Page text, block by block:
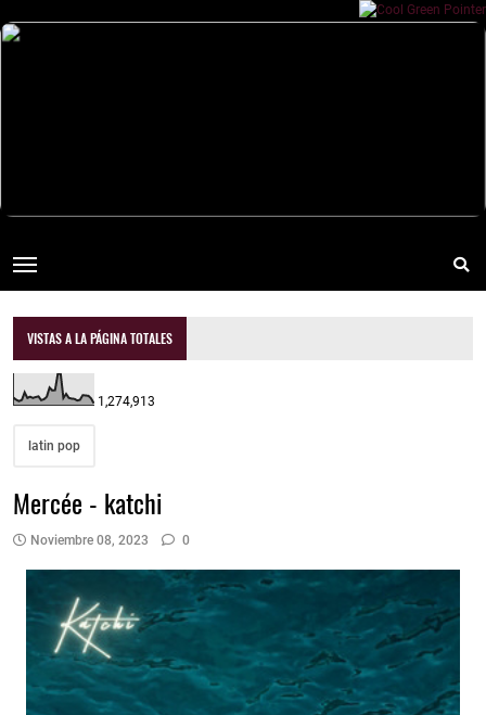
VISTAS A LA PÁGINA TOTALES
1,274,913
latin pop
Mercée - katchi
Noviembre 08, 2023 0